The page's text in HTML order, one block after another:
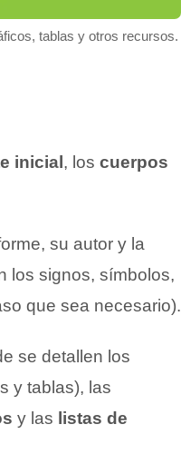
tablas y otros recursos.
inicial , los cuerpos
su autor y la
los signos, símbolos,
que sea necesario).
se detallen los
y tablas), las
y las listas de